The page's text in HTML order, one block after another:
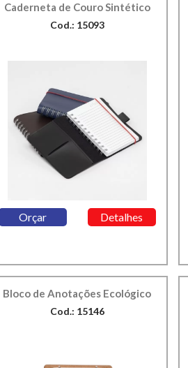
Caderneta de Couro Sintético
Cod.: 15093
Orçar Detalhes
Bloco de Anotações Ecológico
Cod.: 15146